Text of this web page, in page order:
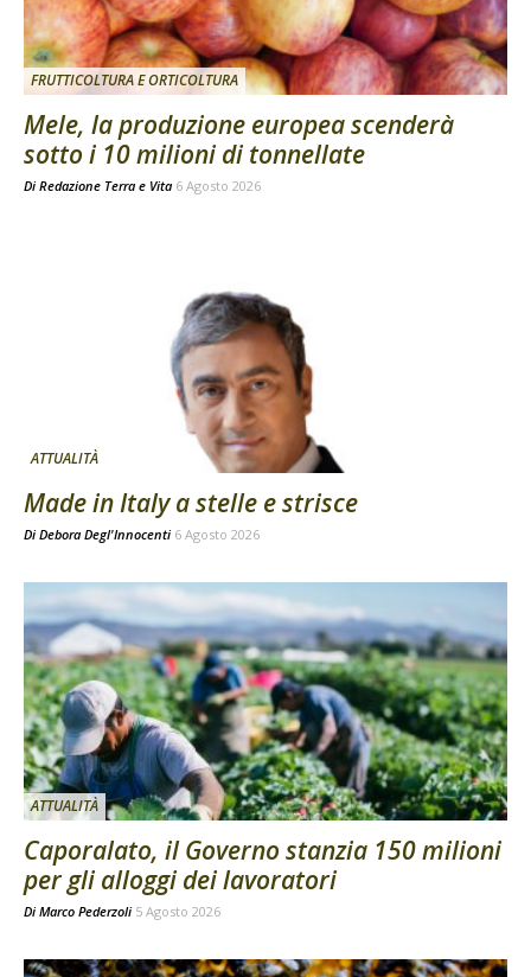
FRUTTICOLTURA E ORTICOLTURA
Mele, la produzione europea scenderà
sotto i 10 milioni di tonnellate
Di Redazione Terra e Vita 6 Agosto 2026
ATTUALITÀ
Made in Italy a stelle e strisce
Di Debora Degl'Innocenti 6 Agosto 2026
ATTUALITÀ
Caporalato, il Governo stanzia 150 milioni
per gli alloggi dei lavoratori
Di Marco Pederzoli 5 Agosto 2026